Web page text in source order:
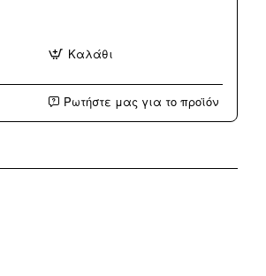
Καλάθι
Ρωτήστε μας για το προϊόν